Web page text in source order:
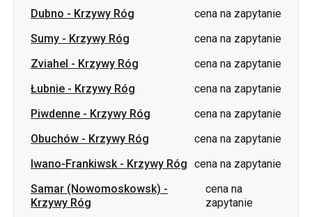
Dubno - Krzywy Róg
cena na zapytanie
Sumy - Krzywy Róg
cena na zapytanie
Zviahel - Krzywy Róg
cena na zapytanie
Łubnie - Krzywy Róg
cena na zapytanie
Piwdenne - Krzywy Róg
cena na zapytanie
Obuchów - Krzywy Róg
cena na zapytanie
Iwano-Frankiwsk- Krzywy Róg cena na zapytanie
Samar (Nowomoskowsk) -
Krzywy Róg
cena na
zapytanie